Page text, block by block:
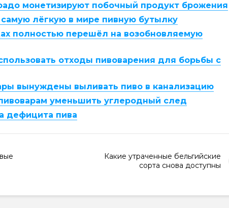
монетизируют побочный продукт брожения
лёгкую в мире пивную бутылку
полностью перешёл на возобновляемую
отходы пивоварения для борьбы с
вынуждены выливать пиво в канализацию
уменьшить углеродный след
дефицита пива
Какие утраченные бельгийские
сорта снова доступны